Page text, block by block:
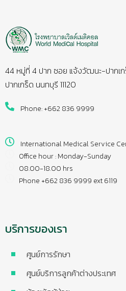
44 หมู่ที่ 4 ปาก ซอย แจ้งวัฒนะ-ปากเ
ปากเกร็ด นนทบุรี 11120
Phone: +662 836 9999
International Medical Service
Office hour : Monday-Sunday
08.00-18.00 hrs
Phone +662 836 9999 ext 6119
บริการของเรา
ศูนย์การรักษา
ศูนย์บริการลูกค้าต่างประเทศ